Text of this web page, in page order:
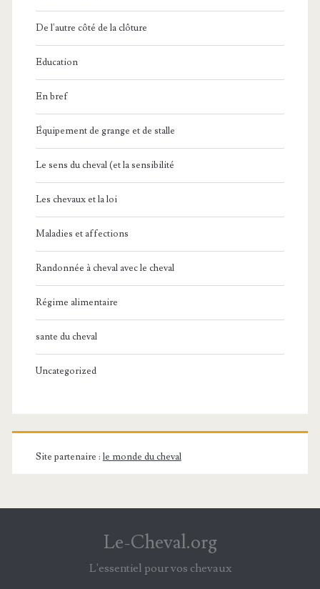
De l'autre côté de la clôture
Education
En bref
Équipement de grange et de stalle
Le sens du cheval (et la sensibilité
Les chevaux et la loi
Maladies et affections
Randonnée à cheval avec le cheval
Régime alimentaire
sante du cheval
Uncategorized
Site partenaire : le monde du cheval
Le-Cheval.org
L'essentiel pour vos chevaux